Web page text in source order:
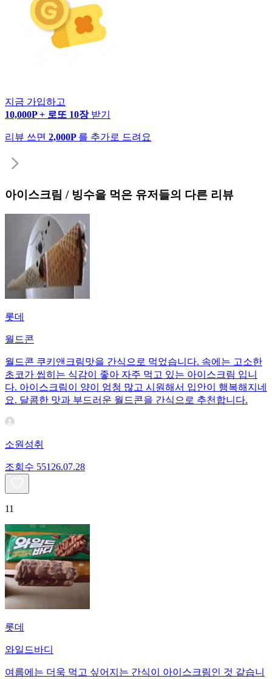
지금 가입하고
10,000P + 로또 10장 받기
리뷰 쓰면 2,000P 를 추가로 드려요
아이스크림 / 빙수을 먹은 유저들의 다른 리뷰
롯데
월드콘
월드콘 쿠키앤크림맛을 간식으로 먹었습니다. 속에는 고소한
초코가 씹히는 식감이 좋아 자주 먹고 있는 아이스크림 입니
다. 아이스크림이 양이 엄청 많고 시원해서 입안이 행복해지네
요. 달콤한 맛과 부드러운 월드콘을 간식으로 추천합니다.
소원성취
조회수 551 26.07.28
11
롯데
와일드바디
여름에는 더욱 먹고 싶어지는 간식이 아이스크림인 것 같습니